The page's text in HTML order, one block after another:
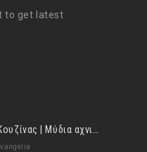
to get latest